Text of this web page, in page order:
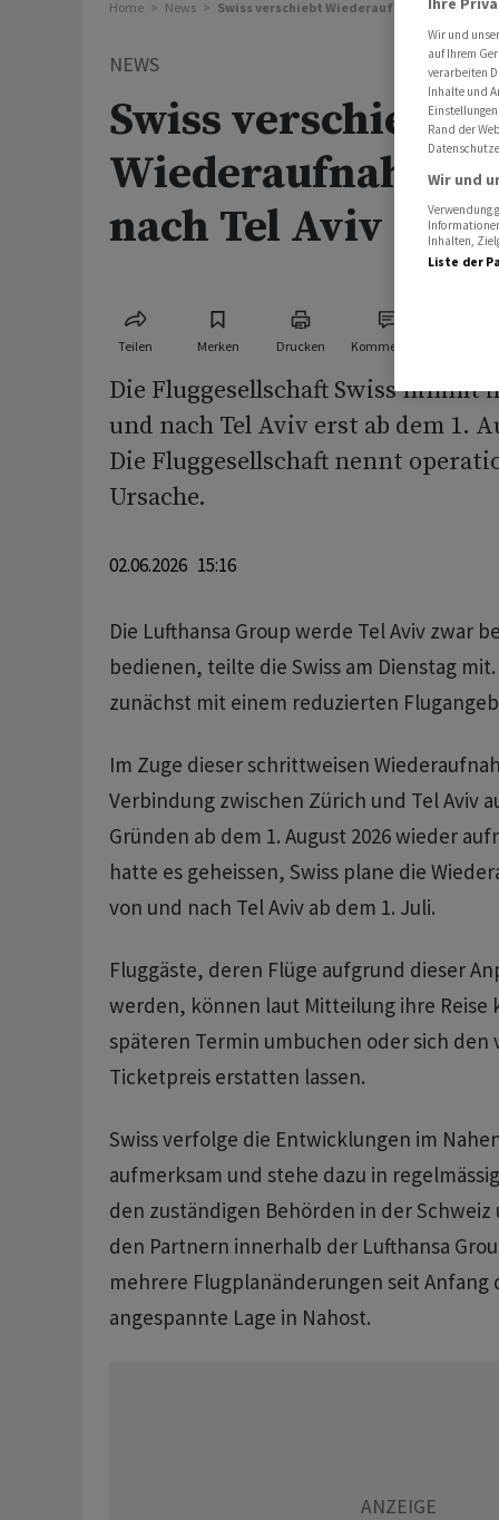
Home News Swiss verschiebt Wiederaufnahme der Flüge
NEWS
Swiss verschiebt
Wiederaufnahme
nach Tel Aviv
Teilen Merken Drucken Kommentare
Die Fluggesellschaft Swiss nimmt
und nach Tel Aviv erst ab dem 1.
Die Fluggesellschaft nennt
Ursache.
02.06.2026 15:16
Die Lufthansa Group werde Tel Aviv zwar
bedienen, teilte die Swiss am Dienstag
zunächst mit einem reduzierten
Im Zuge dieser schrittweisen
Verbindung zwischen Zürich und Tel Aviv
Gründen ab dem 1. August 2026 wieder
hatte es geheissen, Swiss plane die
von und nach Tel Aviv ab dem 1. Juli.
Fluggäste, deren Flüge aufgrund dieser
werden, können laut Mitteilung ihre Reise
späteren Termin umbuchen oder sich den
Ticketpreis erstatten lassen.
Swiss verfolge die Entwicklungen im
aufmerksam und stehe dazu in
den zuständigen Behörden in der
den Partnern innerhalb der Lufthansa
mehrere Flugplanänderungen seit Anfang
angespannte Lage in Nahost.
Wir und
auf Ihrem
verarbeiten
Inhalte und
Rand der
Wir und
Verwendung
Inhalten,
Liste der